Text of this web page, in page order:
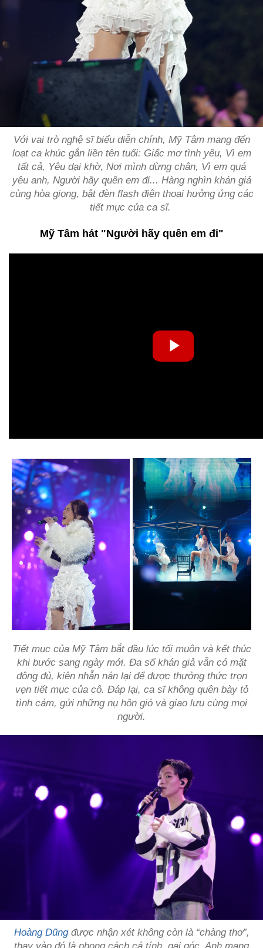
Với vai trò nghệ sĩ biểu diễn chính, Mỹ Tâm mang đến
loạt ca khúc gắn liền tên tuổi: Giấc mơ tình yêu, Vì em
tất cả, Yêu dại khờ, Nơi mình dừng chân, Vì em quá
yêu anh, Người hãy quên em đi... Hàng nghìn khán giả
cùng hòa giọng, bật đèn flash điện thoại hưởng ứng các
tiết mục của ca sĩ.
Mỹ Tâm hát "Người hãy quên em đi"
Tiết mục của Mỹ Tâm bắt đầu lúc tối muộn và kết thúc
khi bước sang ngày mới. Đa số khán giả vẫn có mặt
đông đủ, kiên nhẫn nán lại để được thưởng thức trọn
vẹn tiết mục của cô. Đáp lại, ca sĩ không quên bày tỏ
tình cảm, gửi những nụ hôn gió và giao lưu cùng mọi
người.
Hoàng Dũngđược nhận xét không còn là “chàng thơ”,